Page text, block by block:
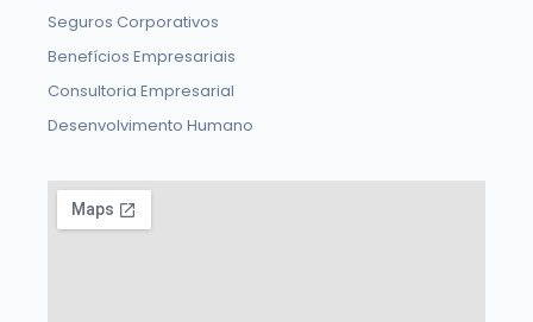
Seguros Corporativos
Benefícios Empresariais
Consultoria Empresarial
Desenvolvimento Humano